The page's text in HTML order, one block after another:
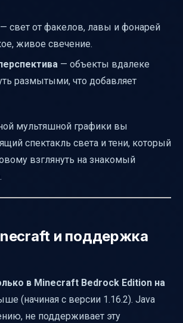
— свет от факелов, лавы и фонарей
живое свечение.
— объекты вдалеке
размытыми, что добавляет
мультяшной графики вы
спектакль света и тени, который
взглянуть на знакомый
и поддержка
в Minecraft Bedrock Edition на
(начиная с версии 1.16.2). Java
не поддерживает эту